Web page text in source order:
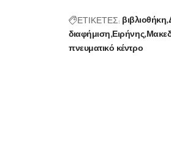
ΕΤΙΚΕΤΕΣ: βιβλιοθήκη
διαφήμιση Ειρήνης
πνευματικό κέντρο